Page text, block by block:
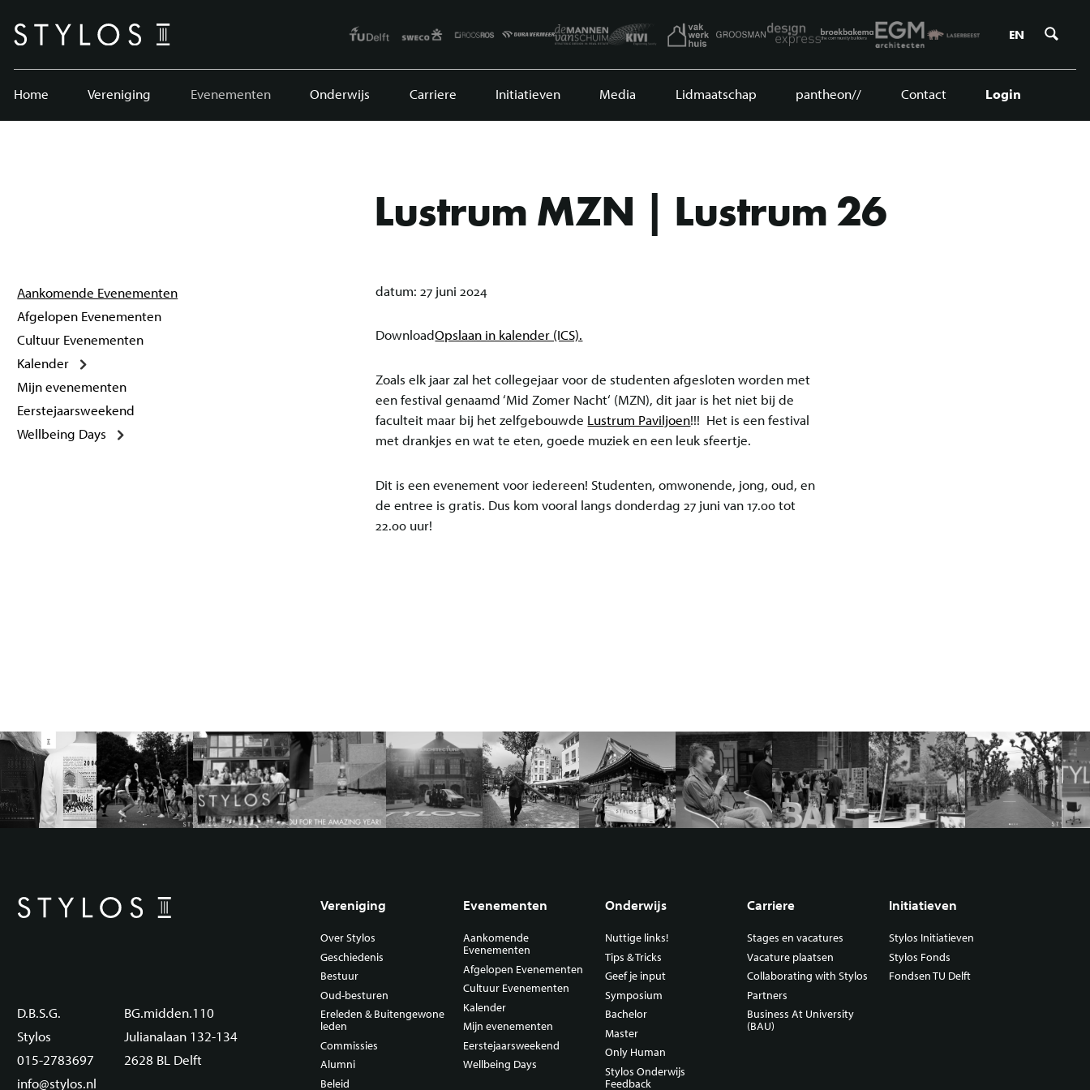
EN
Home Vereniging Evenementen Onderwijs Carriere Initiatieven Media Lidmaatschap pantheon// Contact Login
Lustrum MZN | Lustrum 26
Aankomende Evenementen
Afgelopen Evenementen
Cultuur Evenementen
Kalender
Mijn evenementen
Eerstejaarsweekend
Wellbeing Days
datum:27 juni 2024
DownloadOpslaan in kalender (ICS).
Zoals elk jaar zal het collegejaar voor de studenten afgesloten worden met
een festival genaamd ‘Mid Zomer Nacht‘ (MZN), dit jaar is het niet bij de
faculteit maar bij het zelfgebouwde Lustrum Paviljoen!!! Het is een festival
met drankjes en wat te eten, goede muziek en een leuk sfeertje.
Dit is een evenement voor iedereen! Studenten, omwonende, jong, oud, en
de entree is gratis. Dus kom vooral langs donderdag 27 juni van 17.00 tot
22.00 uur!
D.B.S.G.
Stylos
015-2783697
info@stylos.nl
BG.midden.110
Julianalaan 132-134
2628 BL Delft
Vereniging
Over Stylos
Geschiedenis
Bestuur
Oud-besturen
Ereleden & Buitengewone
leden
Commissies
Alumni
Beleid
Evenementen
Aankomende
Evenementen
Afgelopen Evenementen
Cultuur Evenementen
Kalender
Mijn evenementen
Eerstejaarsweekend
Wellbeing Days
Onderwijs
Nuttige links!
Tips & Tricks
Geef je input
Symposium
Bachelor
Master
Only Human
Stylos Onderwijs
Feedback
Carriere
Stages en vacatures
Vacature plaatsen
Collaborating with Stylos
Partners
Business At University
(BAU)
Initiatieven
Stylos Initiatieven
Stylos Fonds
Fondsen TU Delft